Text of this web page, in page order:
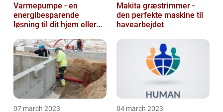
Varmepumpe - en
energibesparende
løsning til dit hjem eller
Makita græstrimmer -
den perfekte maskine til
havearbejdet
07 march 2023 04 march 2023